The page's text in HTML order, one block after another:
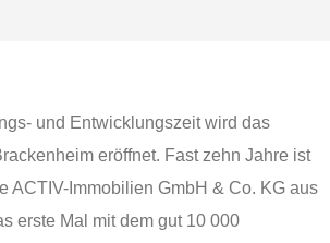
und Entwicklungszeit wird das
eröffnet. Fast zehn Jahre ist
ACTIV-Immobilien GmbH & Co. KG aus
erste Mal mit dem gut 10 000